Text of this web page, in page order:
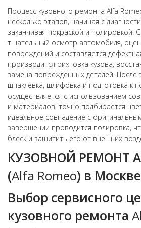
Процесс кузовного ремонта Alfa
несколько этапов, начиная с
заканчивая покраской и полировкой.
тщательный осмотр автомобиля,
повреждений и составляется
производится рихтовка кузова,
замена поврежденных деталей. После
шпаклевка, шлифовка и подготовка к
осуществляется с использованием
и материалов, точно подбирается
идеальное совпадение с
завершении проводится полировка,
блеск и защитить его от внешних
КУЗОВНОЙ РЕМОНТ
(Alfa Romeo) в Москве
Выбор сервисного
кузовного ремонта